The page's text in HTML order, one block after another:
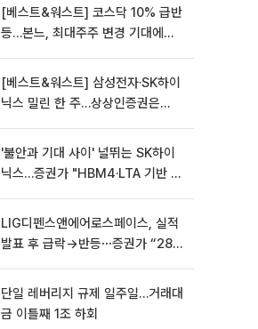
[베스트&워스트] 코스닥 10% 급반
등…본느, 최대주주 변경 기대에
[베스트&워스트] 삼성전자·SK하이
닉스 밀린 한 주…상상인증권은
'불안과 기대 사이' 널뛰는 SK하이
닉스…증권가 "HBM4·LTA 기반 펀
LIG디펜스앤에어로스페이스, 실적
발표 후 급락→반등⋯증권가 “28년
단일 레버리지 규제 일주일…거래대
금 이틀째 1조 하회